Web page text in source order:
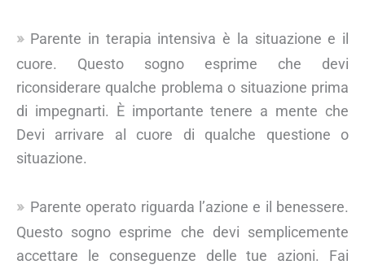
Parente in terapia intensiva è la situazione e il
cuore. Questo sogno esprime che devi
riconsiderare qualche problema o situazione prima
di impegnarti. È importante tenere a mente che
Devi arrivare al cuore di qualche questione o
situazione.
Parente operato riguarda l’azione e il benessere.
Questo sogno esprime che devi semplicemente
accettare le conseguenze delle tue azioni. Fai